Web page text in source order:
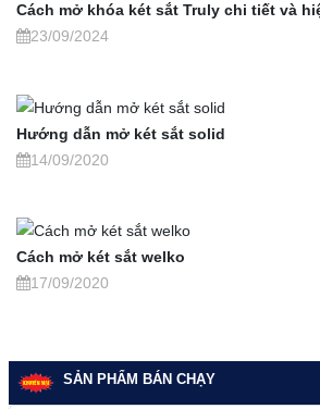
Cách mở khóa két sắt Truly chi tiết và
23/09/2024
Hướng dẫn mở két sắt solid
14/09/2020
Cách mở két sắt welko
17/09/2020
SẢN PHẨM BÁN CHẠY